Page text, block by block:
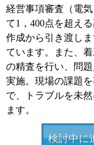
経営事項審査（電
て1，400点を超え
作成から引き渡し
ています。また、
の精査を行い、問
実施。現場の課題
で、トラブルを未
ます。
検討中に